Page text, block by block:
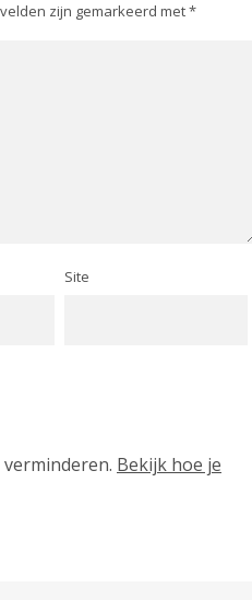
zijn gemarkeerd met*
Site
Bekijk hoe je